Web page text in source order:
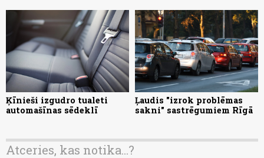
Ķīnieši izgudro tualeti
automašīnas sēdeklī
Ļaudis "izrok problēmas
sakni" sastrēgumiem Rīgā
Atceries, kas notika...?